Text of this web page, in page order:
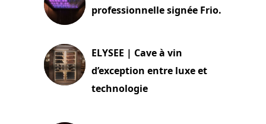
professionnelle signée Frio.
ELYSEE | Cave à vin
d’exception entre luxe et
technologie